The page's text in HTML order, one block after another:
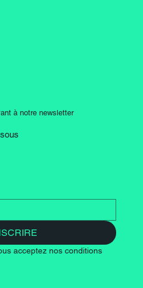
à notre newsletter
acceptez nos conditions